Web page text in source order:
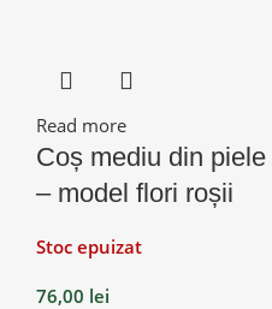
Read more
Coș mediu din
– model flori roșii
Stoc epuizat
76,00 lei